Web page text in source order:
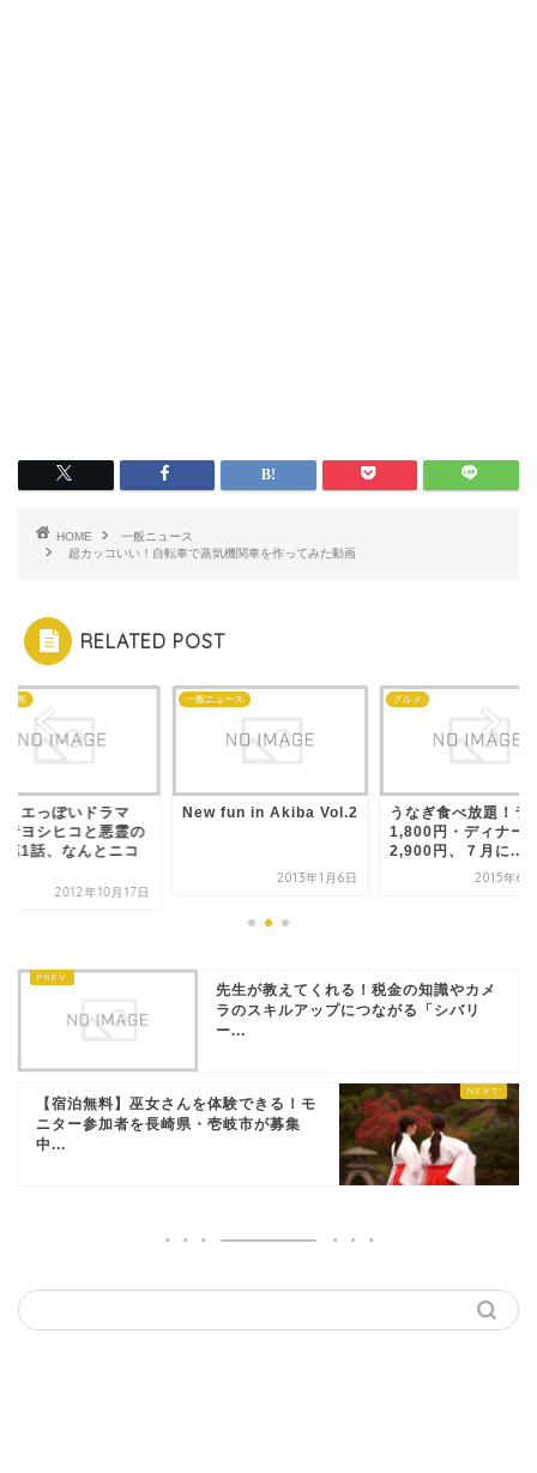
HOME
一般ニュース
超カッコいい！自転車で蒸気機関車を作ってみた動画
RELATED POST
動画
クエっぽいドラマ
者ヨシヒコと悪霊の
第1話、なんとニコ
2012年10月17日
一般ニュース
New fun in Akiba Vol.2
2013年1月6日
グルメ
うなぎ食べ放題！ラ
1,800円・ディナー
2,900円、７月に...
2015年6
先生が教えてくれる！税金の知識やカメ
ラのスキルアップにつながる「シバリ
ー...
【宿泊無料】巫女さんを体験できる！モ
ニター参加者を長崎県・壱岐市が募集
中...